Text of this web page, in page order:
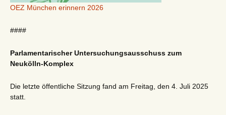
OEZ München erinnern 2026
####
Parlamentarischer Untersuchungsausschuss zum
Neukölln-Komplex
Die letzte öffentliche Sitzung fand am Freitag, den 4. Juli 2025
statt.